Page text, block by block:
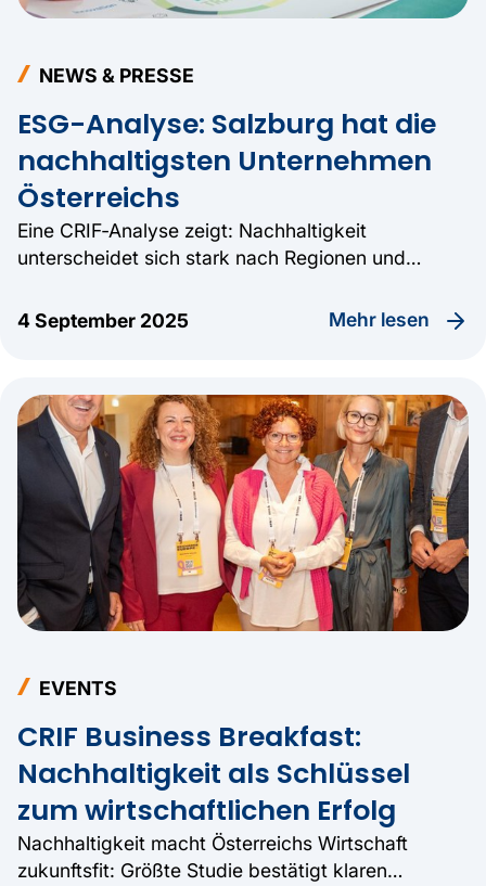
NEWS & PRESSE
ESG-Analyse: Salzburg hat die
nachhaltigsten Unternehmen
Österreichs
Eine CRIF‑Analyse zeigt: Nachhaltigkeit
unterscheidet sich stark nach Regionen und
wirtschaftlichen Erfolgsfaktor.
4 September 2025 Mehr lesen
EVENTS
CRIF Business Breakfast:
Nachhaltigkeit als Schlüssel
zum wirtschaftlichen Erfolg
Nachhaltigkeit macht Österreichs Wirtschaft
zukunftsfit: Größte Studie bestätigt klaren